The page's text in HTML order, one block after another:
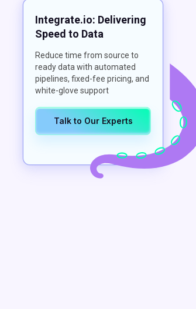
Integrate.io: Delivering
Speed to Data
Reduce time from source to
ready data with automated
pipelines, fixed-fee pricing, and
white-glove support
Talk to Our Experts